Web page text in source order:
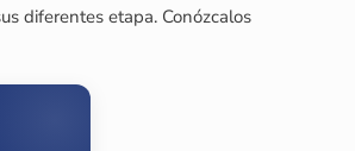
diferentes etapa. Conózcalos